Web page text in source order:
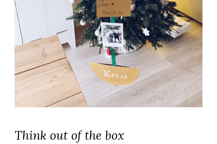
Think out of the box